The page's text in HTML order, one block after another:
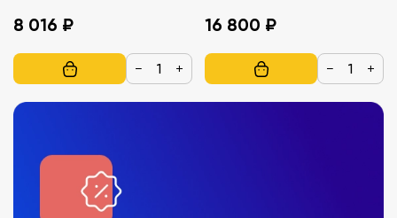
8 016 ₽
− +
16 800 ₽
− +